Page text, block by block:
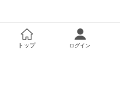
トップ ログイン